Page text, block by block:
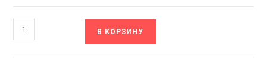
Количество
товара
В КОРЗИНУ